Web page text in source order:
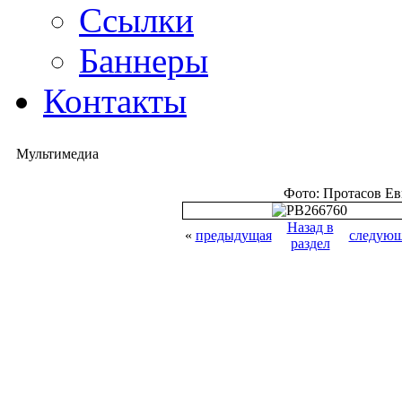
Ссылки
Баннеры
Контакты
Мультимедиа
Фото: Протасов
« предыдущая
Назад в
раздел